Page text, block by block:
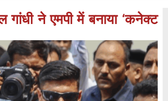
गांधी ने एमपी में बनाया ‘कनेक्ट